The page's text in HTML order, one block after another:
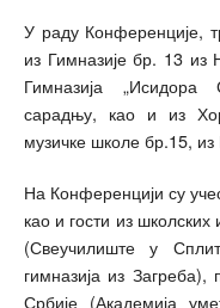
У раду Конференције,
из Гимназије бр. 13 из
Гимназија „Исидора
сарадњу, као и из
музичке школе бр.15,
На Конференцији су
као и гости из
(Свеучилиште у
гимназија из
Србије (Академија